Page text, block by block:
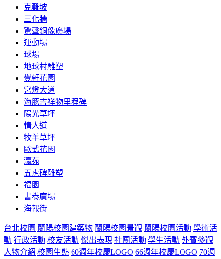
克難坡
三化牆
驚聲銅像廣場
運動場
球場
地球村雕塑
覺軒花園
宮燈大道
海豚吉祥物里程碑
陽光草坪
情人道
牧羊草坪
歐式花園
瀛苑
五虎碑雕塑
福園
書卷廣場
海報街
台北校園 蘭陽校園建築物 蘭陽校園景觀 蘭陽校園活動 學術活
動 行政活動 校友活動 傑出表現 社團活動 學生活動 外賓參觀
人物介紹 校園生態 60週年校慶LOGO 66週年校慶LOGO 70週